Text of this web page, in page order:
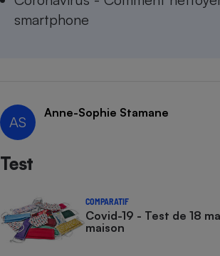
smartphone
AS
Anne-Sophie Stamane
Test
COMPARATIF
Covid-19 - Test de 18
maison